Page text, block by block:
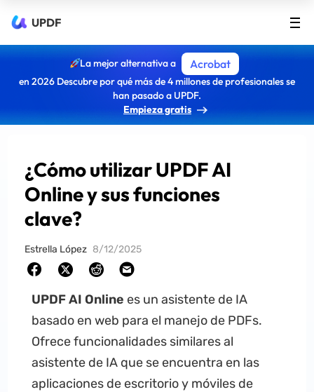
UPDF
La mejor alternativa a Acrobat
en 2026 Descubre por qué más de 4 millones de profesionales se
han pasado a UPDF.
Empieza gratis
¿Cómo utilizar UPDF AI
Online y sus funciones
clave?
Estrella López 8/12/2025
UPDF AI Online es un asistente de IA
basado en web para el manejo de PDFs.
Ofrece funcionalidades similares al
asistente de IA que se encuentra en las
aplicaciones de escritorio y móviles de